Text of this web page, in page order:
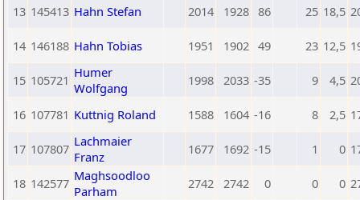
13 145413 Hahn Stefan 2014 1928 86 25 18,5
14 146188 Hahn Tobias 1951 1902 49 23 12,5
15 105721 Humer
Wolfgang
1998 2033 -35 9 4,5
16 107781 Kuttnig Roland 1588 1604 -16 8 2,5
17 107807 Lachmaier
Franz
1677 1692 -15 1 0
18 142577 Maghsoodloo
Parham
2742 2742 0 0 0